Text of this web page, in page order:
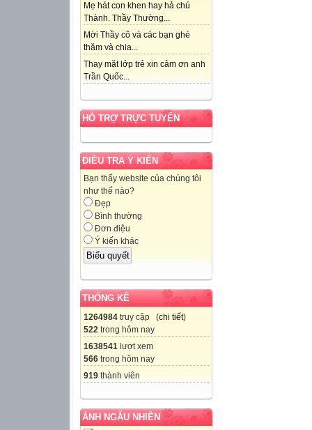
Mẹ hát con khen hay hả chú
Thành. Thầy Thường...
Mời Thầy cô và các bạn ghé
thăm và chia...
Thay mặt lớp trẻ xin cảm ơn anh
Trần Quốc...
HỖ TRỢ TRỰC TUYẾN
ĐIỀU TRA Ý KIẾN
Bạn thấy website của chúng tôi
như thế nào?
Đẹp
Bình thường
Đơn điệu
Ý kiến khác
THỐNG KÊ
1264984 truy cập (chi tiết)
522 trong hôm nay
1638541 lượt xem
566 trong hôm nay
919 thành viên
ẢNH NGẪU NHIÊN